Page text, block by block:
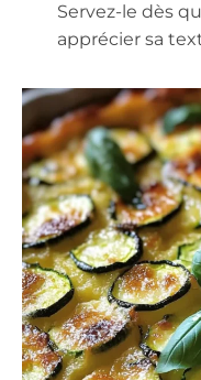
Servez-le dès
apprécier sa